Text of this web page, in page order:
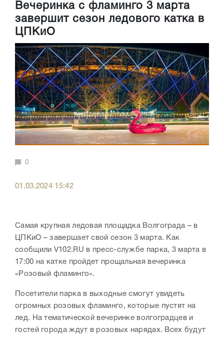
Вечеринка с фламинго 3 марта
завершит сезон ледового катка в
ЦПКиО
0
01.03.2024 15:42
Самая крупная ледовая площадка Волгограда – в
ЦПКиО – завершает свой сезон 3 марта. Как
сообщили V102.RU в пресс-службе парка, 3 марта в
17:00 на катке пройдет прощальная вечеринка
«Розовый фламинго».
Посетители парка в выходные смогут увидеть
огромных розовых фламинго, которые пустят на
лед. На тематической вечеринке волгоградцев и
гостей города ждут в розовых нарядах. Всех будут